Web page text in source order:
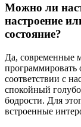
Можно ли
настроение
состояние?
Да, современные
программировать
соответствии с
спокойный
бодрости. Для
встроенные